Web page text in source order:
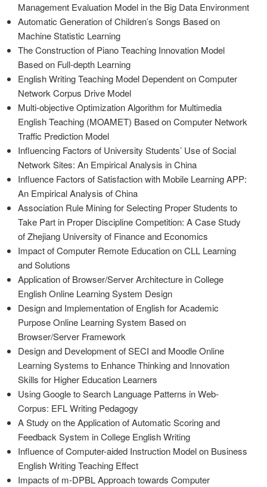
Management Evaluation Model in the Big Data Environment
Automatic Generation of Children’s Songs Based on
Machine Statistic Learning
The Construction of Piano Teaching Innovation Model
Based on Full-depth Learning
English Writing Teaching Model Dependent on Computer
Network Corpus Drive Model
Multi-objective Optimization Algorithm for Multimedia
English Teaching (MOAMET) Based on Computer Network
Traffic Prediction Model
Influencing Factors of University Students’ Use of Social
Network Sites: An Empirical Analysis in China
Influence Factors of Satisfaction with Mobile Learning APP:
An Empirical Analysis of China
Association Rule Mining for Selecting Proper Students to
Take Part in Proper Discipline Competition: A Case Study
of Zhejiang University of Finance and Economics
Impact of Computer Remote Education on CLL Learning
and Solutions
Application of Browser/Server Architecture in College
English Online Learning System Design
Design and Implementation of English for Academic
Purpose Online Learning System Based on
Browser/Server Framework
Design and Development of SECI and Moodle Online
Learning Systems to Enhance Thinking and Innovation
Skills for Higher Education Learners
Using Google to Search Language Patterns in Web-
Corpus: EFL Writing Pedagogy
A Study on the Application of Automatic Scoring and
Feedback System in College English Writing
Influence of Computer-aided Instruction Model on Business
English Writing Teaching Effect
Impacts of m-DPBL Approach towards Computer